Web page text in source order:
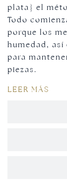
plata} el
Todo
porque los
humedad, así
para
piezas.
LEER MÁS